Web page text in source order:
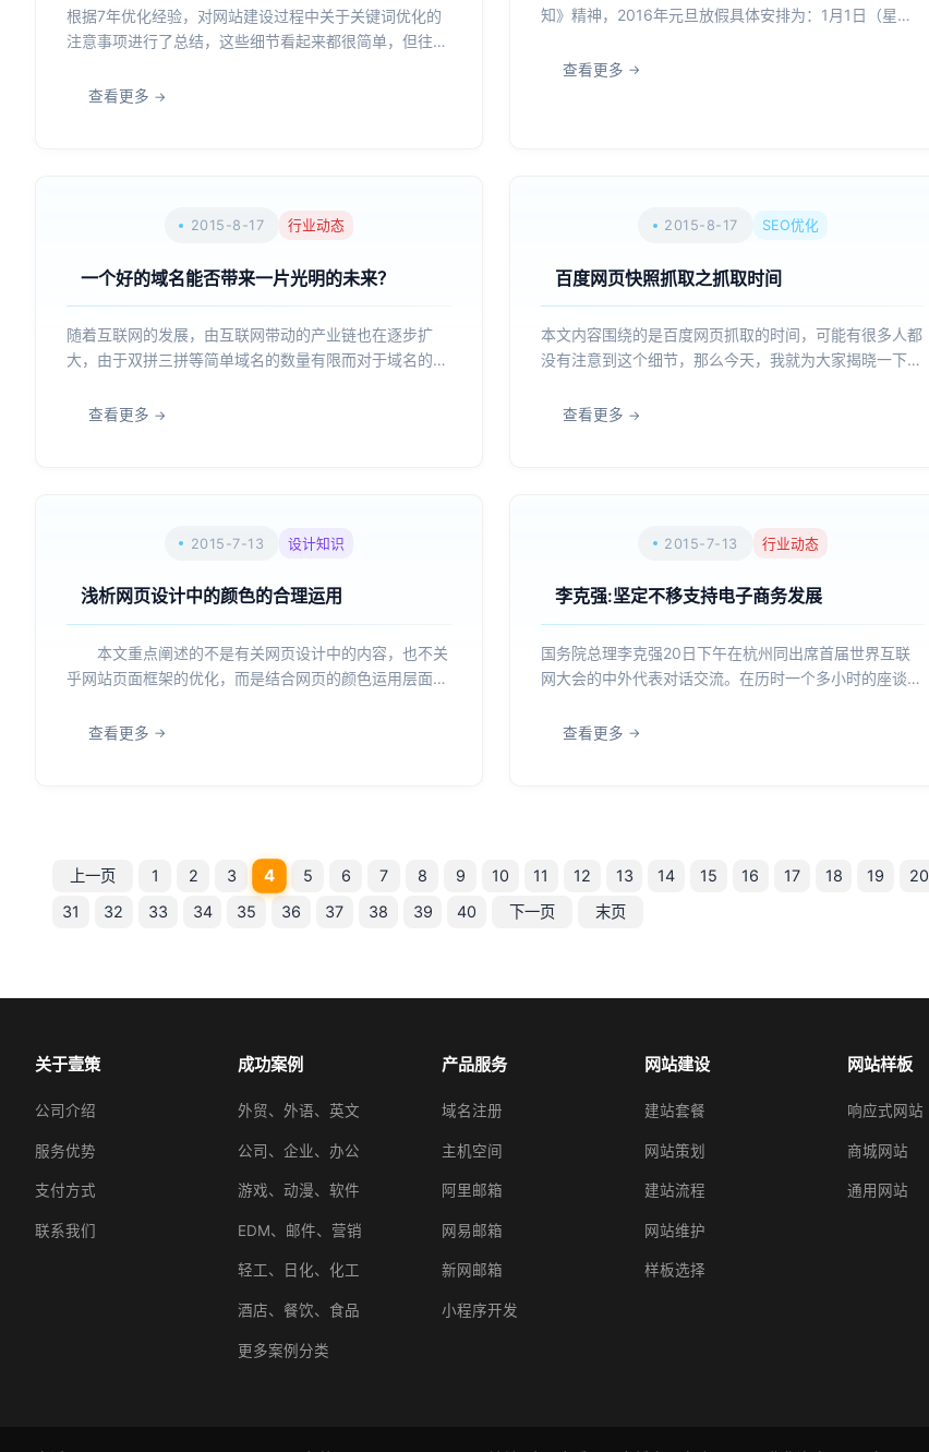
根据7年优化经验，对网站建设过程中关于关键词优化的
注意事项进行了总结，这些细节看起来都很简单，但往往
下，网站建设分成哪几步？网站建设流程网站建设分成四
查看更多
知》精神，2016年元旦放假具体安排为：1月1日（星期
查看更多
2015-8-17 行业动态
一个好的域名能否带来一片光明的未来？
随着互联网的发展，由互联网带动的产业链也在逐步扩
大，由于双拼三拼等简单域名的数量有限而对于域名的需
名能否带来一片光明的未来？下面我们盘点一下互联网中
查看更多
2015-8-17 SEO优化
百度网页快照抓取之抓取时间
本文内容围绕的是百度网页抓取的时间，可能有很多人都
没有注意到这个细节，那么今天，我就为大家揭晓一下，
题，可能会感到百度快照不是没有了吗？怎么又冒出来
查看更多
2015-7-13 设计知识
浅析网页设计中的颜色的合理运用
本文重点阐述的不是有关网页设计中的内容，也不关
乎网站页面框架的优化，而是结合网页的颜色运用层面来
入探究，其根本的原因在于色彩是用户打开网站之后能够
查看更多
2015-7-13 行业动态
李克强:坚定不移支持电子商务发展
国务院总理李克强20日下午在杭州同出席首届世界互联
网大会的中外代表对话交流。在历时一个多小时的座谈
互联网未来发展、电子商务、互联网经济创造就业等话
查看更多
上一页 1 2 3 4 5 6 7 8 9 10 11 12 13 14 15 16 17 18 19 20
31
32 33 34 35 36 37 38 39 40 下一页 末页
关于壹策
公司介绍
服务优势
支付方式
联系我们
成功案例
外贸、外语、英文
公司、企业、办公
游戏、动漫、软件
EDM、邮件、营销
轻工、日化、化工
酒店、餐饮、食品
更多案例分类
产品服务
域名注册
主机空间
阿里邮箱
网易邮箱
新网邮箱
小程序开发
网站建设
建站套餐
网站策划
建站流程
网站维护
样板选择
网站样板
响应式网站
商城网站
通用网站